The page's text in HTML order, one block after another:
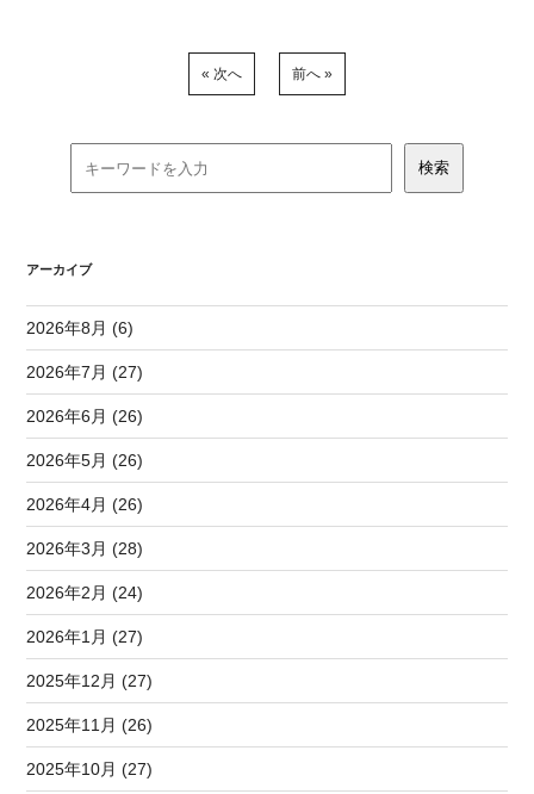
« 次へ 前へ »
アーカイブ
2026年8月 (6)
2026年7月 (27)
2026年6月 (26)
2026年5月 (26)
2026年4月 (26)
2026年3月 (28)
2026年2月 (24)
2026年1月 (27)
2025年12月 (27)
2025年11月 (26)
2025年10月 (27)